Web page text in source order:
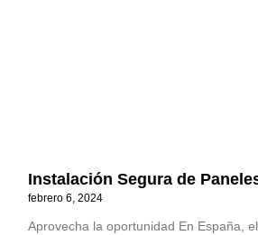
Instalación Segura de
febrero 6, 2024
Aprovecha la oportunidad En España,